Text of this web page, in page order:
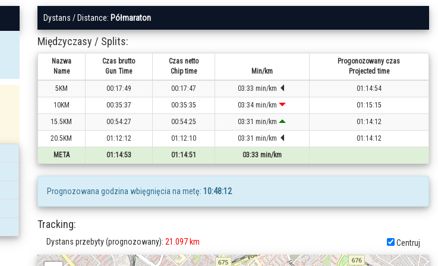
Dystans / Distance: Półmaraton
Międzyczasy / Splits:
Nazwa
Name
Czas brutto
Gun Time
Czas netto
Chip time
Min/km
Progonozowany czas
Projected time
5KM 00:17:49 00:17:47 03:33 min/km
01:14:54
10KM
00:35:37 00:35:35 03:34 min/km
01:15:15
15.5KM
00:54:27 00:54:25 03:31 min/km
01:14:12
20.5KM
01:12:12 01:12:10 03:31 min/km
01:14:12
META
01:14:53 01:14:51 03:33 min/km
Prognozowana godzina wbięgnięcia na metę: 10:48:12
Tracking:
Dystans przebyty (prognozowany): 21.097 km Centruj